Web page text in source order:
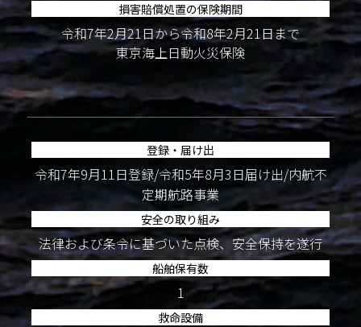
損害賠償処置の保険期間
令和7年2月21日から令和8年2月21日まで
東京海上日動火災保険
登録・届け出
令和7年9月11日登録/令和5年8月3日届け出/内航不
定期航路事業
安全の取り組み
法律および条令に基づいた点検、安全保持を遂行
船舶保有数
1
救命設備